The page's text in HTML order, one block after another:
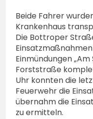
Beide Fahrer
Krankenhaus
Die Bottroper
Einmündungen
Forststraße
Uhr konnten die
Feuerwehr die
übernahm die
zu ermitteln.